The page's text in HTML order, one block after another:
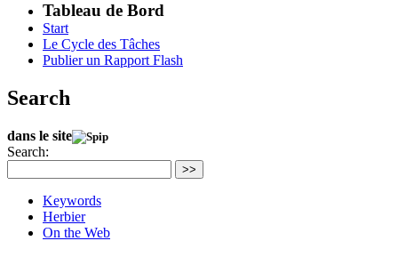
Tableau de Bord
Start
Le Cycle des Tâches
Publier un Rapport Flash
Search
dans le site
Search:
>>
Keywords
Herbier
On the Web